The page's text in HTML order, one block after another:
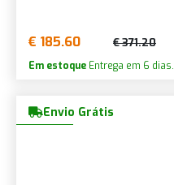
€ 185.60 € 371.20
Em estoque Entrega em 6 dias.
Envio Grátis